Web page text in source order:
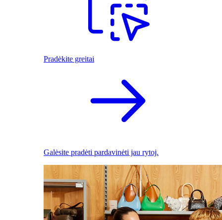
Pradėkite greitai
Galėsite pradėti pardavinėti jau rytoj.